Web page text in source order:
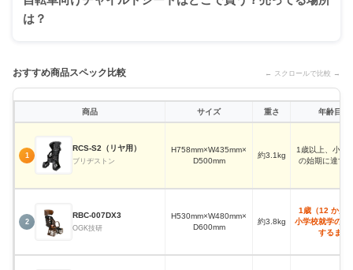
は？
おすすめ商品スペック比較 ← スクロールで比較 →
商品 サイズ 重さ 年齢目安
1
RCS-S2（リヤ用）
ブリヂストン
H758mm×W435mm×
D500mm
約3.1kg
1歳以上、小学
の始期に達す
2
RBC-007DX3
OGK技研
H530mm×W480mm×
D600mm
約3.8kg
1歳（12 か月
小学校就学の始
するまで